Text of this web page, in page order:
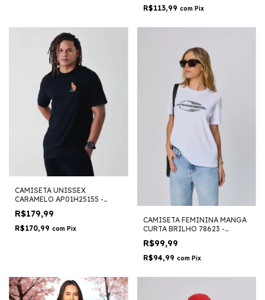
R$113,99 com Pix
CAMISETA UNISSEX
CARAMELO AP01H25155 -
CONVERSE
R$179,99
R$170,99 com Pix
CAMISETA FEMININA MANGA
CURTA BRILHO 78623 -
MORMAII
R$99,99
R$94,99 com Pix